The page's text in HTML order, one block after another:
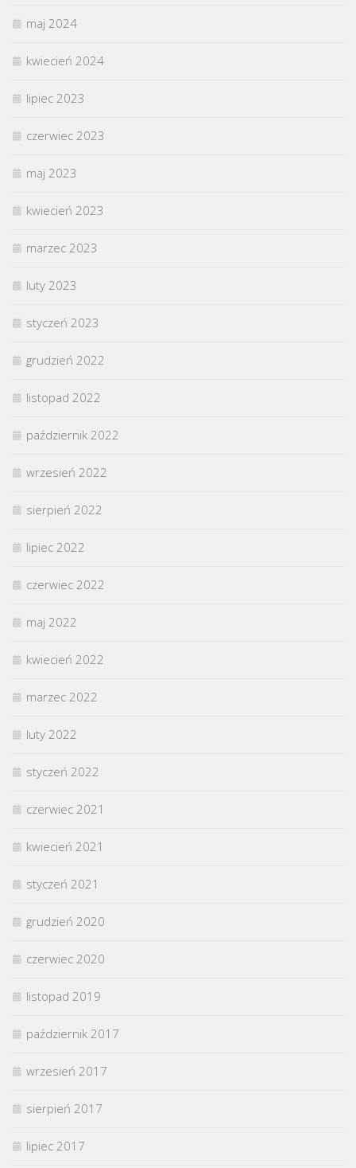
maj 2024
kwiecień 2024
lipiec 2023
czerwiec 2023
maj 2023
kwiecień 2023
marzec 2023
luty 2023
styczeń 2023
grudzień 2022
listopad 2022
październik 2022
wrzesień 2022
sierpień 2022
lipiec 2022
czerwiec 2022
maj 2022
kwiecień 2022
marzec 2022
luty 2022
styczeń 2022
czerwiec 2021
kwiecień 2021
styczeń 2021
grudzień 2020
czerwiec 2020
listopad 2019
październik 2017
wrzesień 2017
sierpień 2017
lipiec 2017